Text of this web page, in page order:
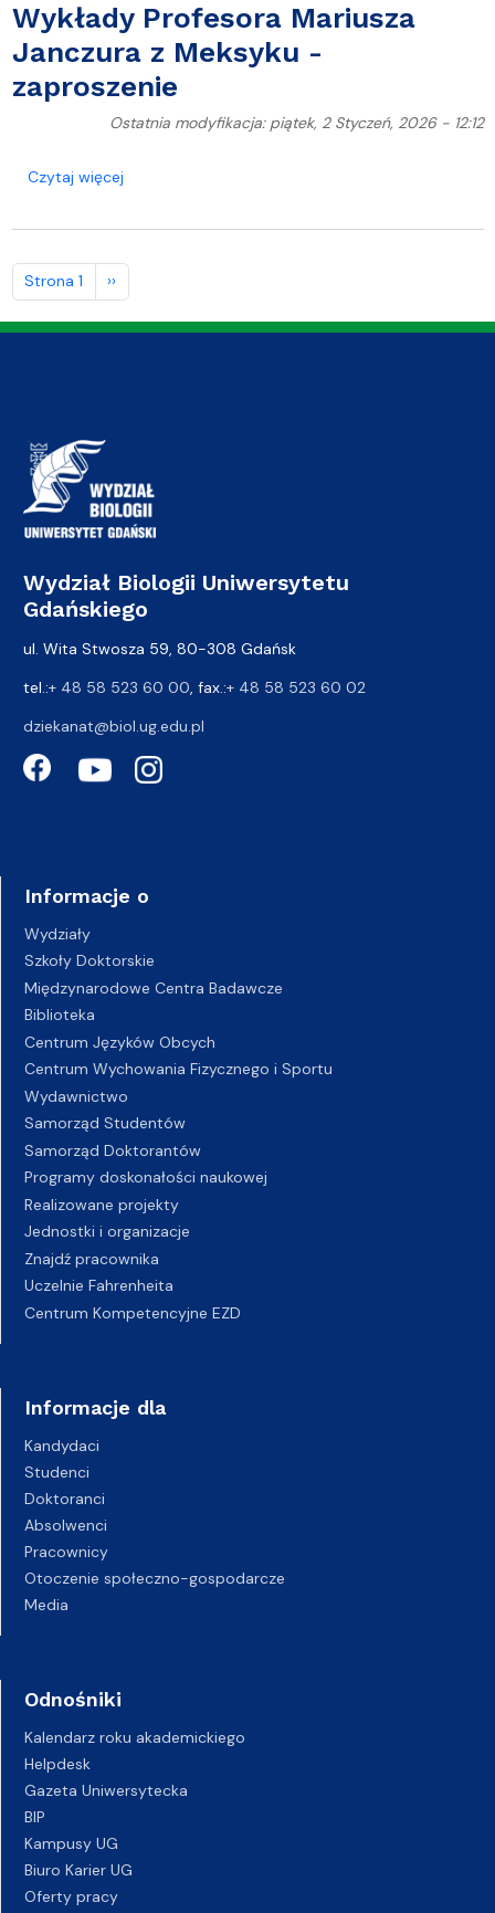
Wykłady Profesora Mariusza
Janczura z Meksyku -
zaproszenie
Ostatnia modyfikacja: piątek, 2 Styczeń, 2026 - 12:12
Czytaj więcejo Wykłady Profesora Mariusza Janczura z
Stronicowanie
Strona 1 Następna strona
››
Wydział Biologii Uniwersytetu
Gdańskiego
ul. Wita Stwosza 59, 80-308 Gdańsk
tel.:+ 48 58 523 60 00, fax.:+ 48 58 523 60 02
dziekanat@biol.ug.edu.pl
Informacje o
Wydziały
Szkoły Doktorskie
Międzynarodowe Centra Badawcze
Biblioteka
Centrum Języków Obcych
Centrum Wychowania Fizycznego i Sportu
Wydawnictwo
Samorząd Studentów
Samorząd Doktorantów
Programy doskonałości naukowej
Realizowane projekty
Jednostki i organizacje
Znajdź pracownika
Uczelnie Fahrenheita
Centrum Kompetencyjne EZD
Informacje dla
Kandydaci
Studenci
Doktoranci
Absolwenci
Pracownicy
Otoczenie społeczno-gospodarcze
Media
Odnośniki
Kalendarz roku akademickiego
Helpdesk
Gazeta Uniwersytecka
BIP
Kampusy UG
Biuro Karier UG
Oferty pracy